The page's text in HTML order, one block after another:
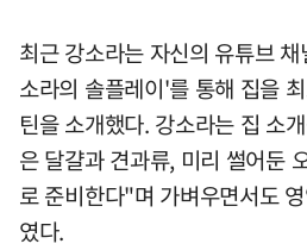
최근 강소라는 자신의 유튜브
소라의 솔플레이'를 통해 집을
틴을 소개했다. 강소라는 집 소
은 달걀과 견과류, 미리 썰어둔
로 준비한다"며 가벼우면서도
였다.